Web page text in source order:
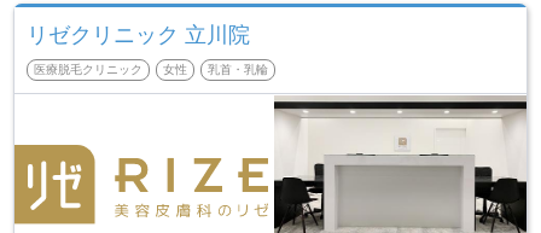
リゼクリニック 立川院
医療脱毛クリニック 女性 乳首・乳輪